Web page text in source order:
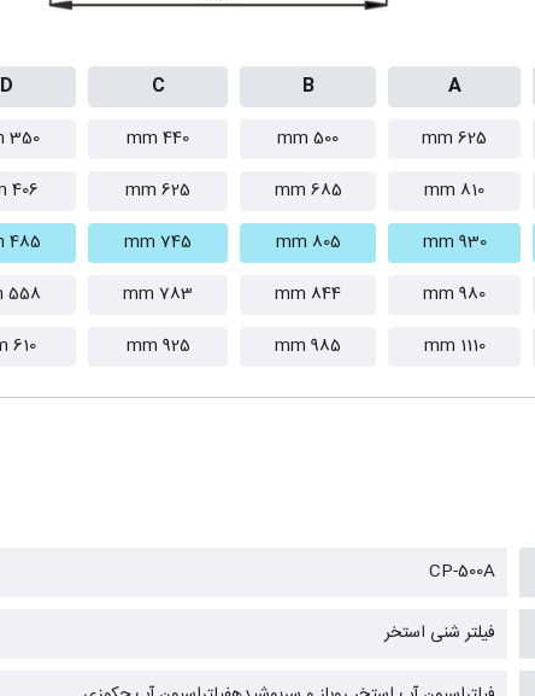
A
B
C
D
625 mm
500 mm
440 mm
350 mm
810 mm
685 mm
625 mm
406 mm
930 mm
805 mm
745 mm
485 mm
980 mm
844 mm
783 mm
558 mm
1110 mm
985 mm
925 mm
610 mm
CP-500A
فیلتر شنی استخر